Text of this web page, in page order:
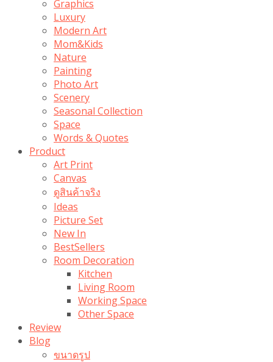
Graphics
Luxury
Modern Art
Mom&Kids
Nature
Painting
Photo Art
Scenery
Seasonal Collection
Space
Words & Quotes
Product
Art Print
Canvas
ดูสินค้าจริง
Ideas
Picture Set
New In
BestSellers
Room Decoration
Kitchen
Living Room
Working Space
Other Space
Review
Blog
ขนาดรูป